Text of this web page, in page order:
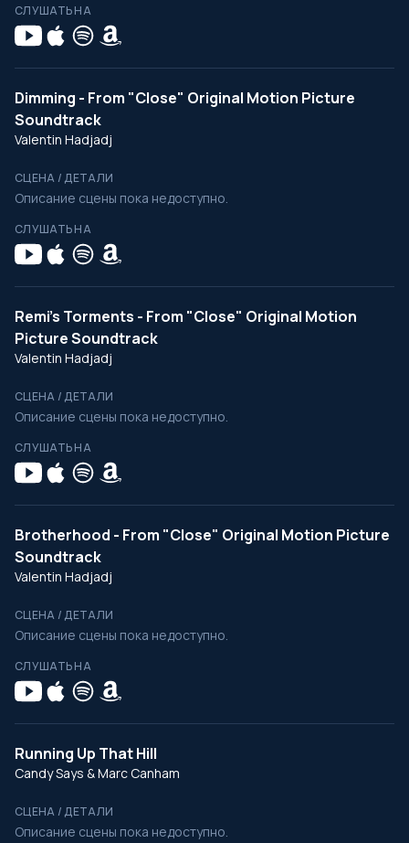
СЛУШАТЬ НА
Dimming - From "Close" Original Motion Picture
Soundtrack
Valentin Hadjadj
СЦЕНА / ДЕТАЛИ
Описание сцены пока недоступно.
СЛУШАТЬ НА
Remi’s Torments - From "Close" Original Motion
Picture Soundtrack
Valentin Hadjadj
СЦЕНА / ДЕТАЛИ
Описание сцены пока недоступно.
СЛУШАТЬ НА
Brotherhood - From "Close" Original Motion Picture
Soundtrack
Valentin Hadjadj
СЦЕНА / ДЕТАЛИ
Описание сцены пока недоступно.
СЛУШАТЬ НА
Running Up That Hill
Candy Says & Marc Canham
СЦЕНА / ДЕТАЛИ
Описание сцены пока недоступно.